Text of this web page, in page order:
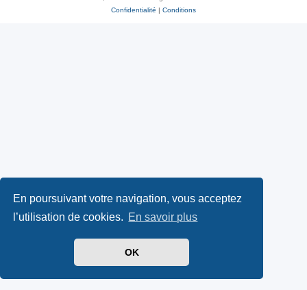
En poursuivant votre navigation, vous acceptez
l’utilisation de cookies. En savoir plus
OK
Confidentialité | Conditions